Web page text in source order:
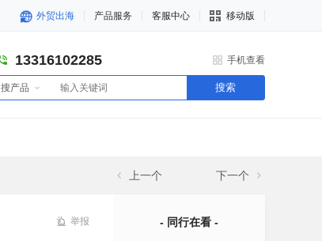
外贸出海 产品服务 客服中心 移动版
13316102285 手机查看
搜产品 搜索
上一个 下一个
举报 - 同行在看 -